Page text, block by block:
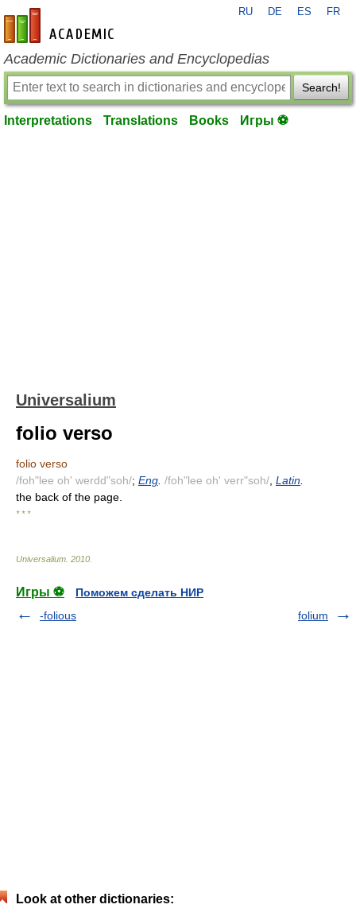
en-academic.com
RU DE ES FR
Academic Dictionaries and Encyclopedias
Search!
Interpretations Translations Books Игры ⚽
Universalium
folio verso
folio verso
/foh"lee oh' werdd"soh/; Eng /foh"lee oh' verr"soh/ Latin
the back of the page.
* * *
Universalium 2010
Игры ⚽
Поможем сделать НИР
-folious
folium
Look at other dictionaries: